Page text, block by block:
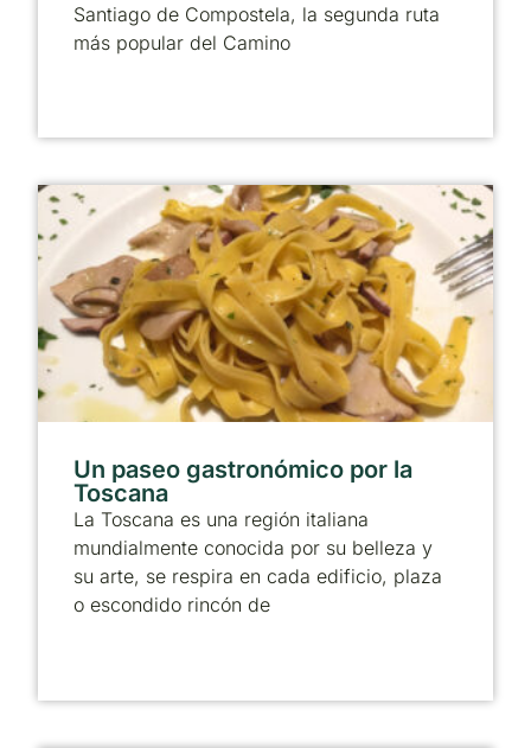
Santiago de Compostela, la segunda ruta
más popular del Camino
Un paseo gastronómico por la
Toscana
La Toscana es una región italiana
mundialmente conocida por su belleza y
su arte, se respira en cada edificio, plaza
o escondido rincón de